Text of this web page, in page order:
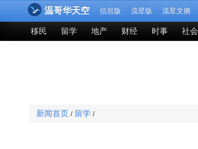
温哥华天空 信息版 流星版 流星文摘
移民 留学 地产 财经 时事 社会
新闻首页 / 留学 /